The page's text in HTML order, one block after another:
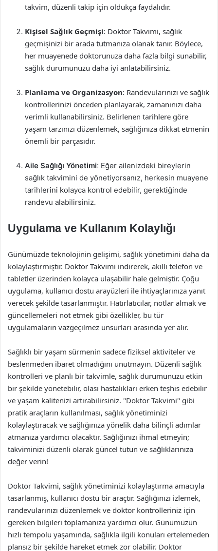
takvim, düzenli takip için oldukça faydalıdır.
Kişisel Sağlık Geçmişi: Doktor Takvimi, sağlık
geçmişinizi bir arada tutmanıza olanak tanır. Böylece,
her muayenede doktorunuza daha fazla bilgi sunabilir,
sağlık durumunuzu daha iyi anlatabilirsiniz.
Planlama ve Organizasyon: Randevularınızı ve sağlık
kontrollerinizi önceden planlayarak, zamanınızı daha
verimli kullanabilirsiniz. Belirlenen tarihlere göre
yaşam tarzınızı düzenlemek, sağlığınıza dikkat etmenin
önemli bir parçasıdır.
Aile Sağlığı Yönetimi: Eğer ailenizdeki bireylerin
sağlık takvimini de yönetiyorsanız, herkesin muayene
tarihlerini kolayca kontrol edebilir, gerektiğinde
randevu alabilirsiniz.
Uygulama ve Kullanım Kolaylığı
Günümüzde teknolojinin gelişimi, sağlık yönetimini daha da
kolaylaştırmıştır. Doktor Takvimi indirerek, akıllı telefon ve
tabletler üzerinden kolayca ulaşabilir hale gelmiştir. Çoğu
uygulama, kullanıcı dostu arayüzleri ile ihtiyaçlarınıza yanıt
verecek şekilde tasarlanmıştır. Hatırlatıcılar, notlar almak ve
güncellemeleri not etmek gibi özellikler, bu tür
uygulamaların vazgeçilmez unsurları arasında yer alır.
Sağlıklı bir yaşam sürmenin sadece fiziksel aktiviteler ve
beslenmeden ibaret olmadığını unutmayın. Düzenli sağlık
kontrolleri ve planlı bir takvimle, sağlık durumunuzu etkin
bir şekilde yönetebilir, olası hastalıkları erken teşhis edebilir
ve yaşam kalitenizi artırabilirsiniz. "Doktor Takvimi" gibi
pratik araçların kullanılması, sağlık yönetiminizi
kolaylaştıracak ve sağlığınıza yönelik daha bilinçli adımlar
atmanıza yardımcı olacaktır. Sağlığınızı ihmal etmeyin;
takviminizi düzenli olarak güncel tutun ve sağlıklarınıza
değer verin!
Doktor Takvimi, sağlık yönetiminizi kolaylaştırma amacıyla
tasarlanmış, kullanıcı dostu bir araçtır. Sağlığınızı izlemek,
randevularınızı düzenlemek ve doktor kontrolleriniz için
gereken bilgileri toplamanıza yardımcı olur. Günümüzün
hızlı tempolu yaşamında, sağlıkla ilgili konuları ertelemeden
plansız bir şekilde hareket etmek zor olabilir. Doktor